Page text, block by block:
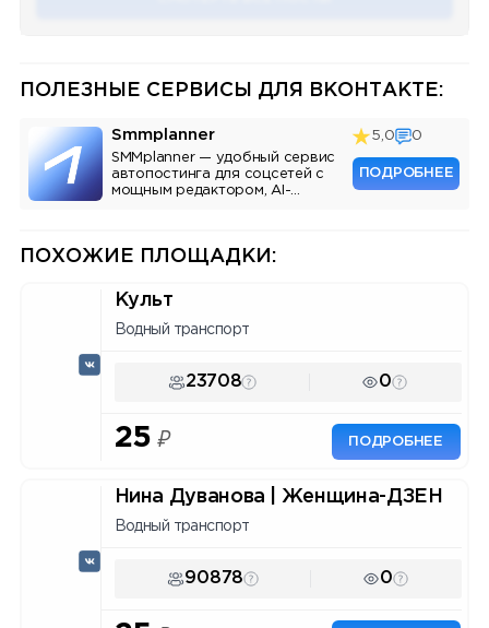
ПОЛЕЗНЫЕ СЕРВИСЫ ДЛЯ ВКОНТАКТЕ:
Smmplanner
SMMplanner — удобный сервис
автопостинга для соцсетей с
мощным редактором, AI-
5,0 0
ПОДРОБНЕЕ
ПОХОЖИЕ ПЛОЩАДКИ:
Культ
Водный транспорт
23708 0
25 ₽ ПОДРОБНЕЕ
Нина Дуванова | Женщина-ДЗЕН
Водный транспорт
90878 0